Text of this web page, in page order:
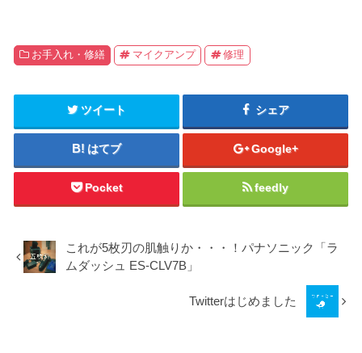
お手入れ・修繕 マイクアンプ 修理
ツイート シェア
はてブ Google+
Pocket feedly
これが5枚刃の肌触りか・・・！パナソニック「ラ
ムダッシュ ES-CLV7B」
Twitterはじめました